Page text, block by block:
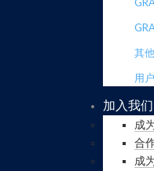
其
用
加入我们
成
合
成